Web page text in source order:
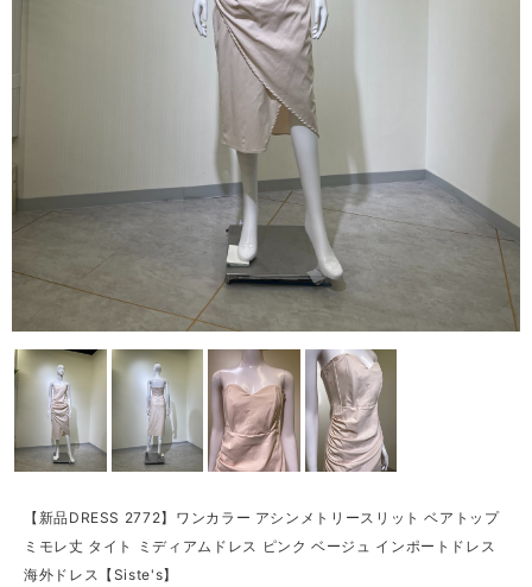
【新品DRESS 2772】ワンカラー アシンメトリースリット ベアトップ
ミモレ丈 タイト ミディアムドレス ピンク ベージュ インポートドレス
海外ドレス【Siste's】